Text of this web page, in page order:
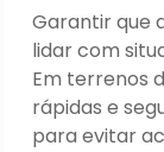
Garantir que
lidar com
Em terrenos
rápidas e
para evitar